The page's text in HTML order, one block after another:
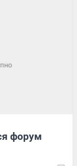
форум